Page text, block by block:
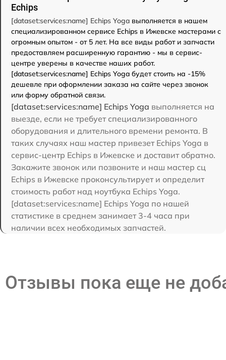
Echips
[dataset:services:name] Echips Yoga выполняется в нашем
специализированном сервисе Echips в Ижевске мастерами с
огромным опытом - от 5 лет. На все виды работ и запчасти
предоставляем расширенную гарантию - мы в сервис-
центре уверены в качестве наших работ.
[dataset:services:name] Echips Yoga будет стоить на -15%
дешевле при оформлении заказа на сайте через звонок
или форму обратной связи.
[dataset:services:name] Echips Yoga выполняется на
выезде, если не требует специализированного
оборудования и длительного времени ремонта. В
таких случаях наш мастер привезет Echips Yoga в
сервис-центр Echips в Ижевске и доставит обратно.
Закажите звонок или позвоните и наш мастер сц
Echips в Ижевске проконсультирует и определит
стоимость работ над ноутбука Echips Yoga.
[dataset:services:name] Echips Yoga по нашей
статистике в среднем занимает 3-4 часа при
наличии всех необходимых запчастей.
Отзывы пока еще не